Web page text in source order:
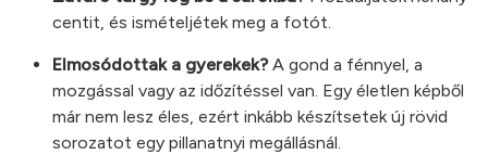
centit, és ismételjétek meg a fotót.
Elmosódottak a gyerekek?A gond a fénnyel, a
mozgással vagy az időzítéssel van. Egy életlen képből
már nem lesz éles, ezért inkább készítsetek új rövid
sorozatot egy pillanatnyi megállásnál.